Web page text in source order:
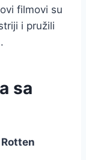
filmovi su
i pružili
sa
Rotten